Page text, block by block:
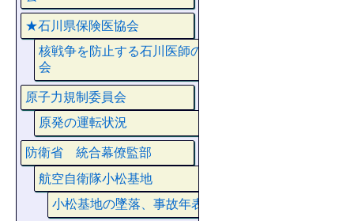
★石川県保険医協会
核戦争を防止する石川医師の
会
原子力規制委員会
原発の運転状況
防衛省 統合幕僚監部
航空自衛隊小松基地
小松基地の墜落、事故年表